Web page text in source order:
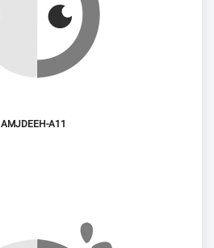
AMJDEEH-A11